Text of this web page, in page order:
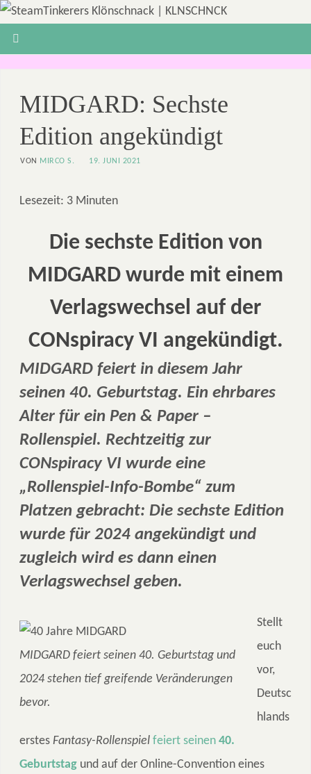
MIDGARD: Sechste
Edition angekündigt
VON MIRCO S. 19. JUNI 2021
Lesezeit: 3 Minuten
Die sechste Edition von
MIDGARD wurde mit einem
Verlagswechsel auf der
CONspiracy VI angekündigt.
MIDGARD feiert in diesem Jahr
seinen 40. Geburtstag. Ein ehrbares
Alter für ein Pen & Paper –
Rollenspiel. Rechtzeitig zur
CONspiracy VI wurde eine
„Rollenspiel-Info-Bombe“ zum
Platzen gebracht: Die sechste Edition
wurde für 2024 angekündigt und
zugleich wird es dann einen
Verlagswechsel geben.
MIDGARD feiert seinen 40. Geburtstag und
2024 stehen tief greifende Veränderungen
bevor.
Stellt
euch
vor,
Deutsc
hlands
erstes Fantasy-Rollenspiel feiert seinen 40.
Geburtstag und auf der Online-Convention eines